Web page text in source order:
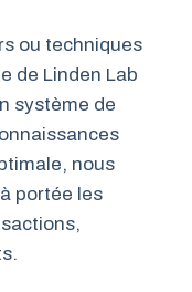
ou techniques
de Linden Lab
système de
nous
portée les